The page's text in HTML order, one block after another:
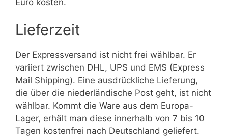
Lieferzeit
Der Expressversand ist nicht frei wählbar. Er
variiert zwischen DHL, UPS und EMS (Express
Mail Shipping). Eine ausdrückliche Lieferung,
die über die niederländische Post geht, ist nicht
wählbar. Kommt die Ware aus dem Europa-
Lager, erhält man diese innerhalb von 7 bis 10
Tagen kostenfrei nach Deutschland geliefert.